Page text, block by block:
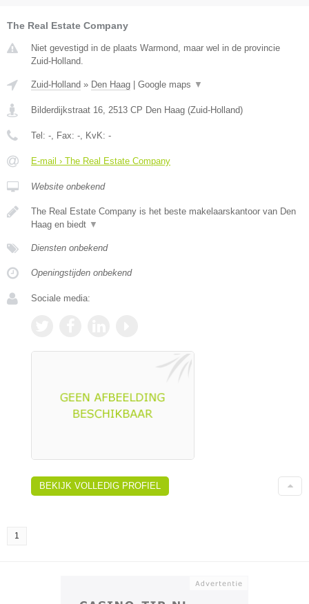
The Real Estate Company
Niet gevestigd in de plaats Warmond, maar wel in de provincie
Zuid-Holland.
Zuid-Holland » Den Haag | Google maps ▼
Bilderdijkstraat 16 2513 CP Den Haag (Zuid-Holland)
Tel: - , Fax: - , KvK: -
E-mail › The Real Estate Company
Website onbekend
The Real Estate Company is het beste makelaarskantoor van Den
Haag en biedt ▼
Diensten onbekend
Openingstijden onbekend
Sociale media:
BEKIJK VOLLEDIG PROFIEL
1